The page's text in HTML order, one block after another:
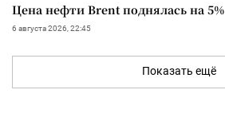
Цена нефти Brent поднялась на 5%
6 августа 2026, 22:45
Показать ещё